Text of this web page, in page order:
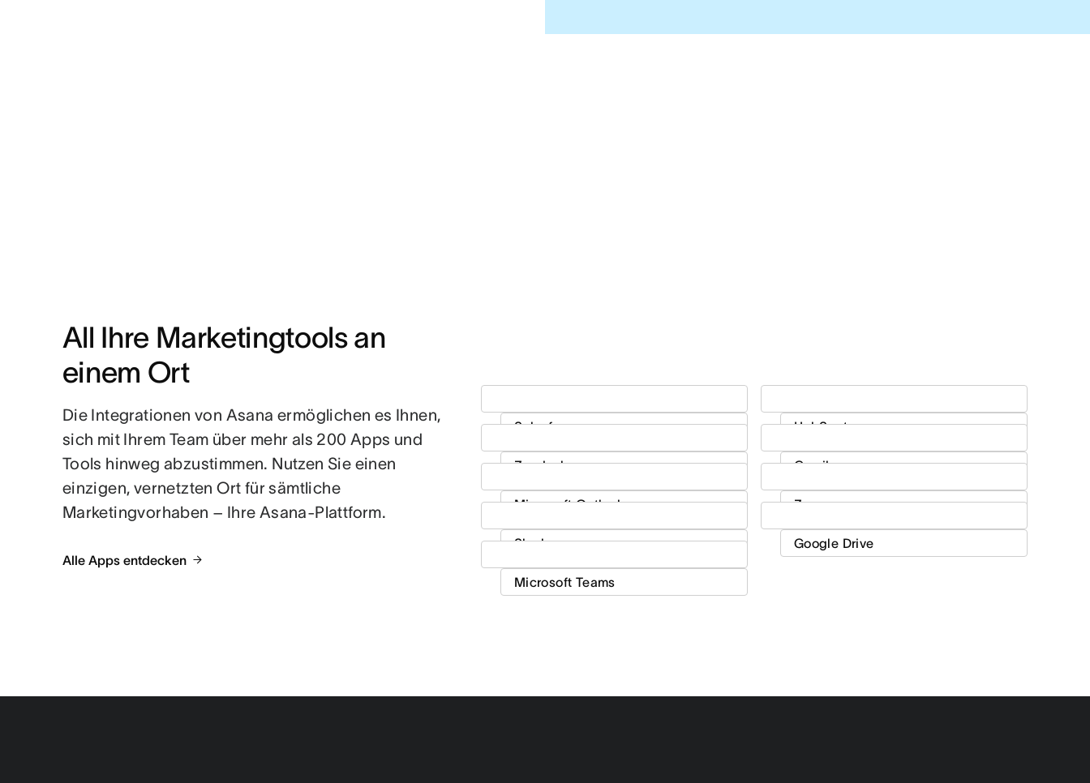
All Ihre Marketingtools an
einem Ort
Die Integrationen von Asana ermöglichen es Ihnen,
sich mit Ihrem Team über mehr als 200 Apps und
Tools hinweg abzustimmen. Nutzen Sie einen
einzigen, vernetzten Ort für sämtliche
Marketingvorhaben – Ihre Asana-Plattform.
Alle Apps entdecken